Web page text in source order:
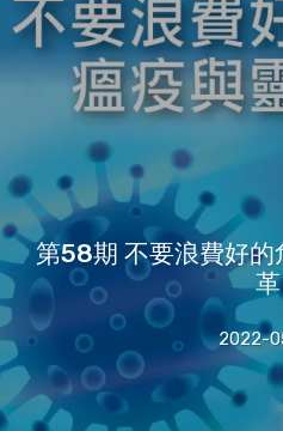
第58期 不要浪費好的
革
2022-